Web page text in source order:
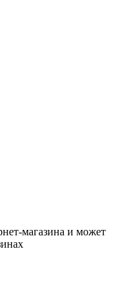
магазина и может